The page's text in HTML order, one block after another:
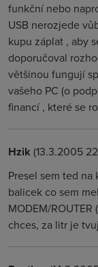
funkční nebo
USB nerozjede
kupu záplat , aby
doporučoval
většinou fungují
vašeho PC (o
financí , které se
Hzik (13.3.2005
Presel sem ted
balicek co sem
MODEM/
chces, za litr je